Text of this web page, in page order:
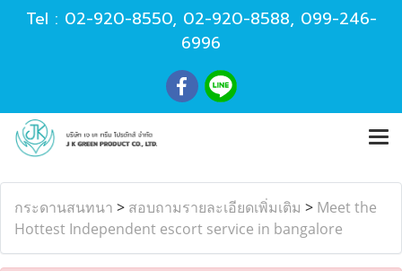
Tel : 02-920-8550, 02-920-8588, 099-246-
6996
กระดานสนทนา > สอบถามรายละเอียดเพิ่มเติม > Meet the
Hottest Independent escort service in bangalore